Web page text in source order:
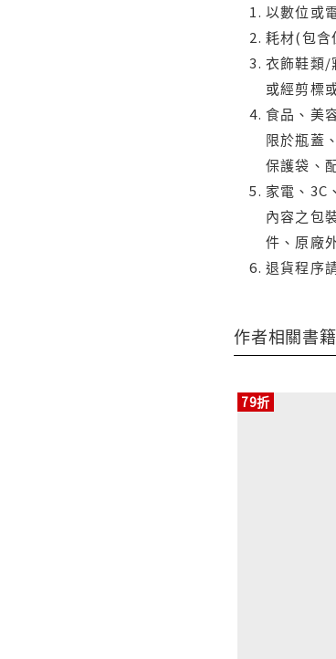
以數位或
耗材(包含
衣飾鞋類/
或經剪標
食品、美
限於瓶蓋
保護袋、
家電、3C
內容之包
件、原廠
退貨程序
作者相關書籍
79折